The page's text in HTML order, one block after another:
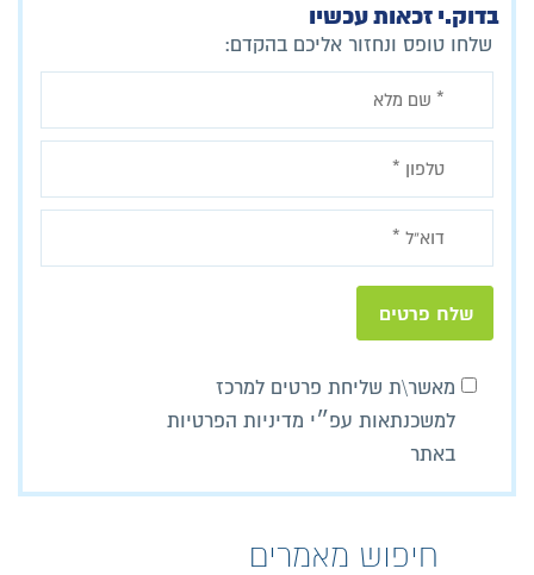
בדוק.י זכאות עכשיו
שלחו טופס ונחזור אליכם בהקדם:
מאשר\ת שליחת פרטים למרכז
למשכנתאות עפ״י מדיניות הפרטיות
באתר
חיפוש מאמרים